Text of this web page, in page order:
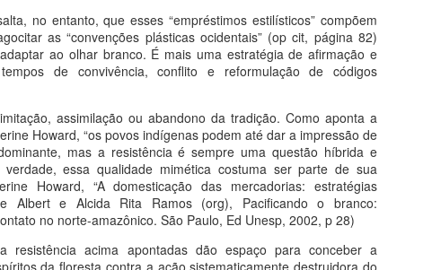
no entanto, que esses “empréstimos estilísticos” compõem
as “convenções plásticas ocidentais” (op cit, página 82)
ao olhar branco. É mais uma estratégia de afirmação e
de convivência, conflito e reformulação de códigos
assimilação ou abandono da tradição. Como aponta a
Howard, “os povos indígenas podem até dar a impressão de
mas a resistência é sempre uma questão híbrida e
verdade, essa qualidade mimética costuma ser parte de sua
Howard, “A domesticação das mercadorias: estratégias
Albert e Alcida Rita Ramos (org), Pacificando o branco:
no norte-amazônico. São Paulo, Ed Unesp, 2002, p 28)
resistência acima apontadas dão espaço para conceber a
da floresta contra a ação sistematicamente destruidora do
AUG
5
Saint-Chapelle - Paris
Do livro História da Arte em
200 Obras
Vitrais da Alma
Inaugurada em 1283, a delicada
AUG
4
Fé na Arte 2 - Congo
Do livro Segredos da Alma
na Arte
Santo Antônio do Congo
Com apenas 25 centímetros, esta